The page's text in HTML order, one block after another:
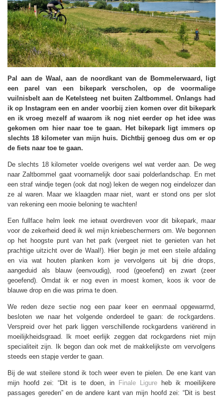
Pal aan de Waal, aan de noordkant van de Bommelerwaard, ligt
een parel van een bikepark verscholen, op de voormalige
vuilnisbelt aan de Ketelsteeg net buiten Zaltbommel. Onlangs had
ik op Instagram een en ander voorbij zien komen over dit bikepark
en ik vroeg mezelf af waarom ik nog niet eerder op het idee was
gekomen om hier naar toe te gaan. Het bikepark ligt immers op
slechts 18 kilometer van mijn huis. Dichtbij genoeg dus om er op
de fiets naar toe te gaan.
De slechts 18 kilometer voelde overigens wel wat verder aan. De weg
naar Zaltbommel gaat voornamelijk door saai polderlandschap. En met
een straf windje tegen (ook dat nog) leken de wegen nog eindelozer dan
ze al waren. Maar we klaagden maar niet, want er stond ons per slot
van rekening een mooie beloning te wachten!
Een fullface helm leek me ietwat overdreven voor dit bikepark, maar
voor de zekerheid deed ik wel mijn kniebeschermers om. We begonnen
op het hoogste punt van het park (vergeet niet te genieten van het
prachtige uitzicht over de Waal!). Hier begin je met een steile afdaling
en via wat houten planken kom je vervolgens uit bij drie drops,
aangeduid als blauw (eenvoudig), rood (geoefend) en zwart (zeer
geoefend). Omdat ik er nog even in moest komen, koos ik voor de
blauwe drop en die was prima te doen.
We reden deze sectie nog een paar keer en eenmaal opgewarmd,
besloten we naar het volgende onderdeel te gaan: de rockgardens.
Verspreid over het park liggen verschillende rockgardens variërend in
moeilijkheidsgraad. Ik moet eerlijk zeggen dat rockgardens niet mijn
specialiteit zijn. Ik begon dan ook met de makkelijkste om vervolgens
steeds een stapje verder te gaan.
Bij de wat steilere stond ik toch weer even te pielen. De ene kant van
mijn hoofd zei: “Dit is te doen, in Finale Ligure heb ik moeilijkere
passages gereden” en de andere kant van mijn hoofd zei: “Dit is best